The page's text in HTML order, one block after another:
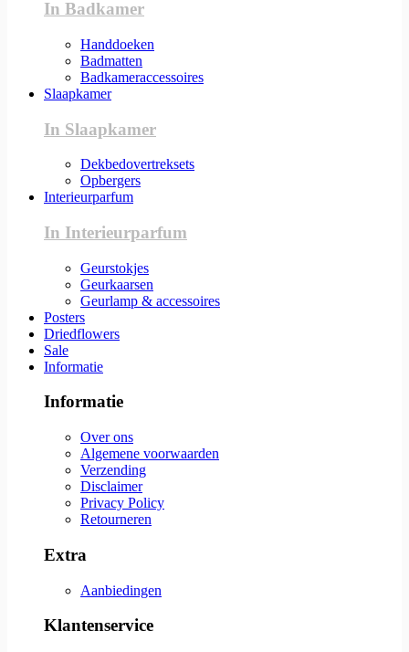
In Badkamer
Handdoeken
Badmatten
Badkameraccessoires
Slaapkamer
In Slaapkamer
Dekbedovertreksets
Opbergers
Interieurparfum
In Interieurparfum
Geurstokjes
Geurkaarsen
Geurlamp & accessoires
Posters
Driedflowers
Sale
Informatie
Informatie
Over ons
Algemene voorwaarden
Verzending
Disclaimer
Privacy Policy
Retourneren
Extra
Aanbiedingen
Klantenservice